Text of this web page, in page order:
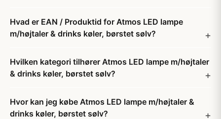
Hvad er EAN / Produktid for Atmos LED lampe
m/højtaler & drinks køler, børstet sølv?
Hvilken kategori tilhører Atmos LED lampe m/højtaler
& drinks køler, børstet sølv?
Hvor kan jeg købe Atmos LED lampe m/højtaler &
drinks køler, børstet sølv?